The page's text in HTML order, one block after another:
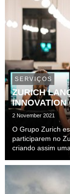
SERVIÇOS
ZURICH
INNOVATION
2 November 2021
O Grupo Zurich
participarem no
criando assim
segurador. O